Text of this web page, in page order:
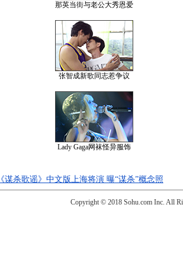
那英当街与老公大秀恩爱
张智成新歌同志惹争议
Lady Gaga网袜怪异服饰
《谋杀歌谣》中文版上海将演 曝“谋杀”概念照
Copyright © 2018 Sohu.com Inc. All